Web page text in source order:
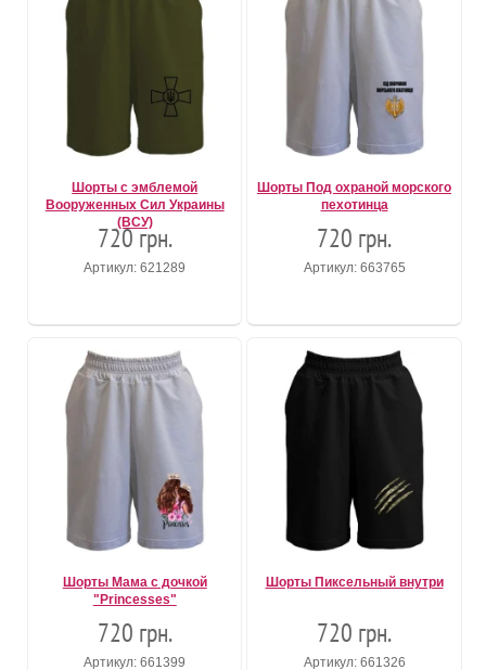
Шорты с эмблемой
Вооруженных Сил Украины
(ВСУ)
720 грн.
Артикул: 621289
Шорты Под охраной морского
пехотинца
720 грн.
Артикул: 663765
Шорты Мама с дочкой
"Princesses"
720 грн.
Артикул: 661399
Шорты Пиксельный внутри
720 грн.
Артикул: 661326